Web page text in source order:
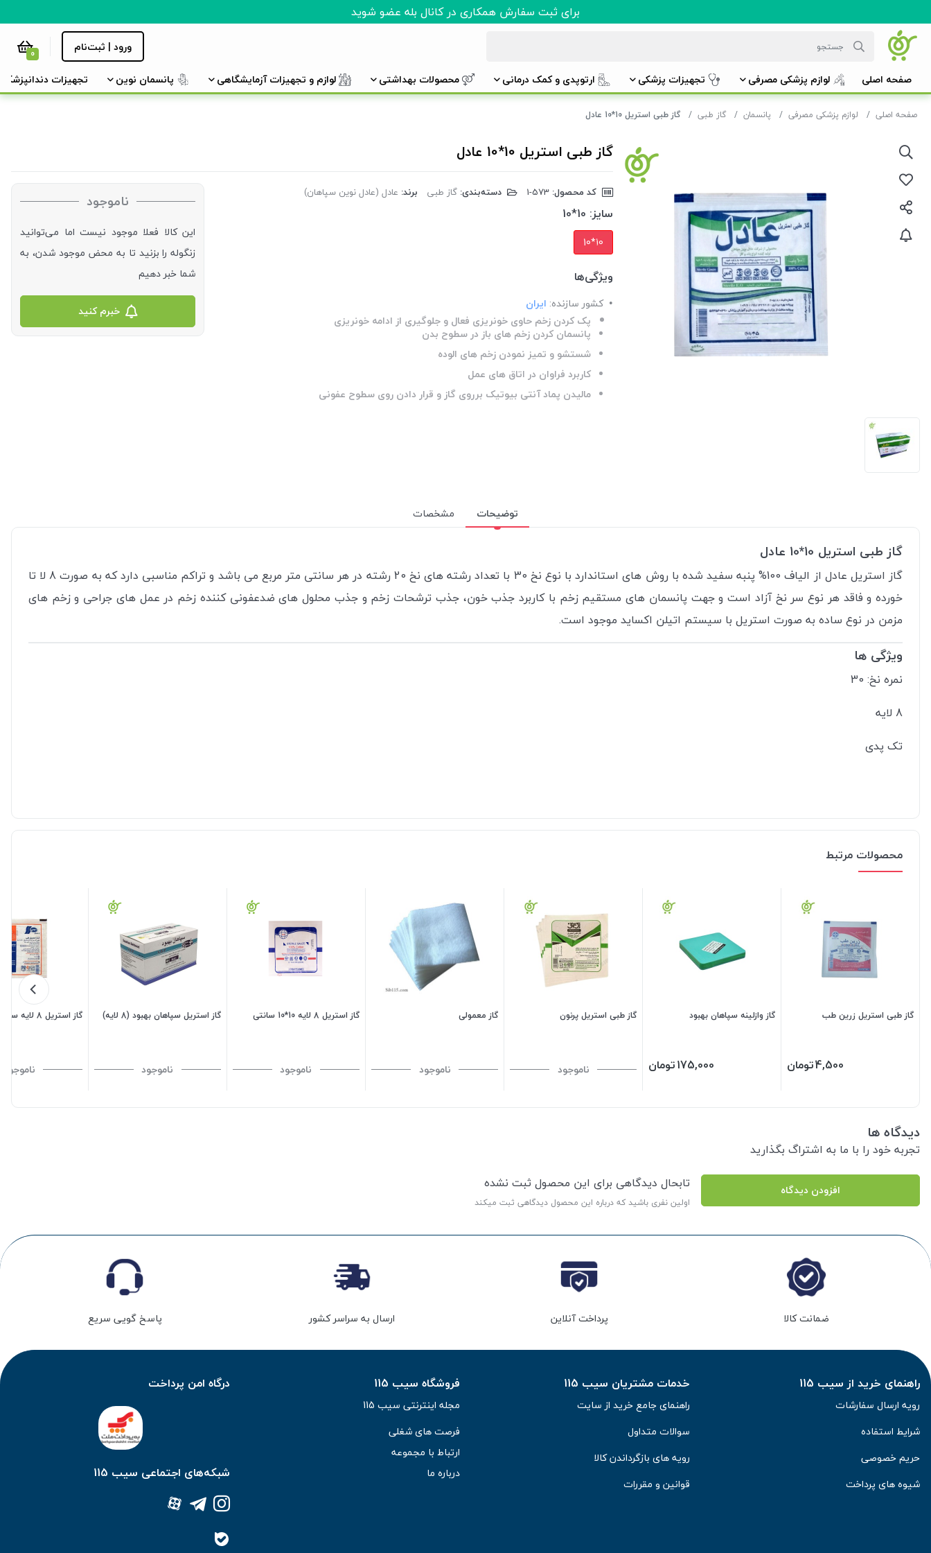
برای ثبت سفارش همکاری در کانال بله عضو شوید
ورود | ثبت‌نام 0
صفحه اصلی لوازم پزشکی مصرفی تجهیزات پزشکی ارتوپدی و کمک درمانی محصولات بهداشتی لوازم و تجهیزات آزمایشگاهی پانسمان نوین تجهیزات دندانپزشکی
صفحه اصلی لوازم پزشکی مصرفی پانسمان گاز طبی گاز طبی استریل 10*10 عادل
گاز طبی استریل 10*10 عادل
کد محصول: دسته‌بندی: گاز طبی برند: عادل (عادل نوین سپاهان)
سایز: 10*10
10*10
ویژگی‌ها
کشور سازنده: ایران
پک کردن زخم حاوی خونریزی فعال و جلوگیری از ادامه خونریزی
پانسمان کردن زخم های باز در سطوح بدن
شستشو و تمیز نمودن زخم های الوده
کاربرد فراوان در اتاق های عمل
مالیدن پماد آنتی بیوتیک برروی گاز و قرار دادن روی سطوح عفونی
ناموجود
این کالا فعلا موجود نیست اما می‌توانید
زنگوله را بزنید تا به محض موجود شدن، به
شما خبر دهیم
خبرم کنید
توضیحات مشخصات
گاز طبی استریل 10*10 عادل
گاز استریل عادل از الیاف 100% پنبه سفید شده با روش های استاندارد با نوع نخ 30 با تعداد رشته های نخ 20 رشته در هر سانتی متر مربع می باشد و تراکم مناسبی دارد که به صورت 8 لا تا
خورده و فاقد هر نوع سر نخ آزاد است و جهت پانسمان های مستقیم زخم با کاربرد جذب خون، جذب ترشحات زخم و جذب محلول های ضدعفونی کننده زخم در عمل های جراحی و زخم های
مزمن در نوع ساده به صورت استریل با سیستم اتیلن اکساید موجود است.
ویژگی ها
نمره نخ: 30
8 لایه
تک پدی
محصولات مرتبط
گاز طبی استریل زرین طب
4,500تومان
گاز وازلینه سپاهان بهبود
175,000تومان
گاز طبی استریل پرنون
ناموجود
گاز معمولی
ناموجود
گاز استریل 8 لایه 10*10 سانتی
ناموجود
گاز استریل سپاهان بهبود (8 لایه)
ناموجود
گاز استریل 8 لایه سروش
ناموجود
دیدگاه ها
تجربه خود را با ما به اشتراگ بگذارید
افزودن دیدگاه تابحال دیدگاهی برای این محصول ثبت نشده
اولین نفری باشید که درباره این محصول دیدگاهی ثبت میکند
ضمانت کالا پرداخت آنلاین ارسال به سراسر کشور پاسخ گویی سریع
راهنمای خرید از سیب 115
رویه ارسال سفارشات
شرایط استفاده
حریم خصوصی
شیوه های پرداخت
خدمات مشتریان سیب 115
راهنمای جامع خرید از سایت
سوالات متداول
رویه های بازگرداندن کالا
قوانین و مقررات
فروشگاه سیب 115
مجله اینترنتی سیب 115
فرصت های شغلی
ارتباط با مجموعه
درباره ما
درگاه امن پرداخت
شبکه‌های اجتماعی سیب 115